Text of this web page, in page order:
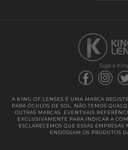
Siga a
A KING OF LENSES É UMA MARCA
PARA ÓCULOS DE SOL. NÃO TEMOS
OUTRAS MARCAS. EVENTUAIS
EXCLUSIVAMENTE PARA INDICAR A
ESCLARECEMOS QUE ESSAS
ENDOSSAM OS PRODUTOS